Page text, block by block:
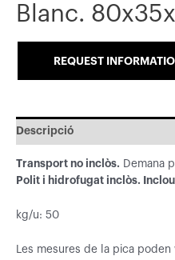
Blanc.
REQUEST
Descripció
Transport no inclòs.
Demana
Polit i hidrofugat inclòs.
kg/u: 50
Les mesures de la pica